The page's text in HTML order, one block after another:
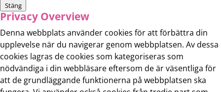
Stäng
Privacy Overview
Denna webbplats använder cookies för att förbättra din
upplevelse när du navigerar genom webbplatsen. Av dessa
cookies lagras de cookies som kategoriseras som
nödvändiga i din webbläsare eftersom de är väsentliga för
att de grundläggande funktionerna på webbplatsen ska